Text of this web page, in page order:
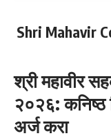
Shri Mahavir
श्री महावीर
२०२६: कनिष्ठ
अर्ज करा